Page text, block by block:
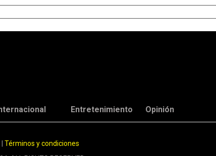
Entretenimiento Opinión
Términos y condiciones